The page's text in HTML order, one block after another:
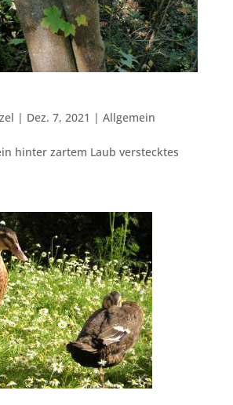
| Dez. 7, 2021 | Allgemein
hinter zartem Laub verstecktes